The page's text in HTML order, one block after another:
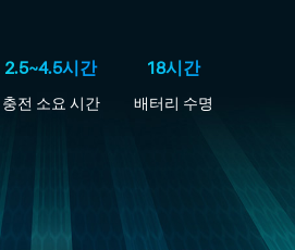
2.5~4.5시간
충전 소요 시간
18시간
배터리 수명